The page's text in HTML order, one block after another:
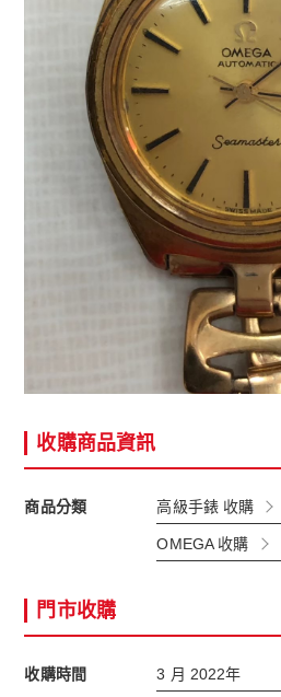
收購商品資訊
商品分類 高級手錶 收購
OMEGA 收購
門市收購
收購時間 3 月 2022年